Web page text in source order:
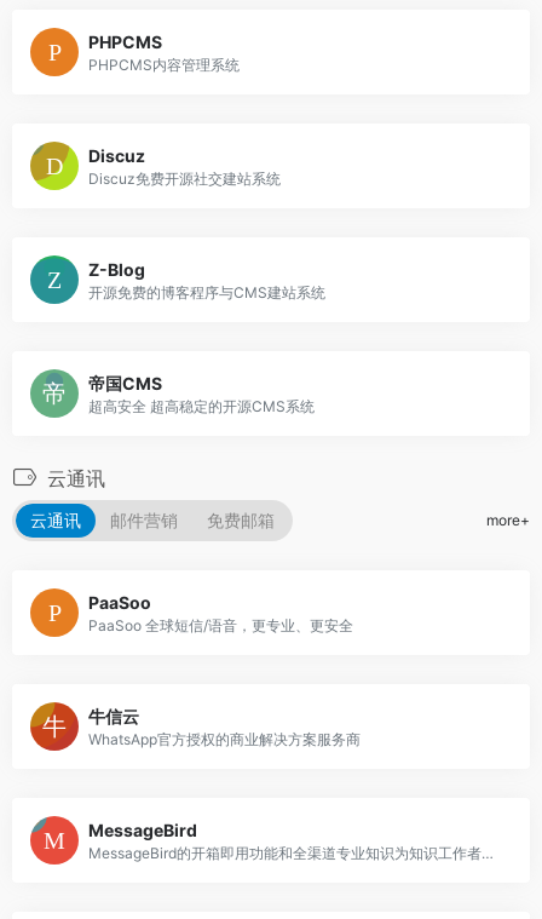
PHPCMS
PHPCMS内容管理系统
Discuz
Discuz免费开源社交建站系统
Z-Blog
开源免费的博客程序与CMS建站系统
帝国CMS
超高安全 超高稳定的开源CMS系统
云通讯
云通讯 邮件营销 免费邮箱 more+
PaaSoo
PaaSoo 全球短信/语音，更专业、更安全
牛信云
WhatsApp官方授权的商业解决方案服务商
MessageBird
MessageBird的开箱即用功能和全渠道专业知识为知识工作者提供了便利